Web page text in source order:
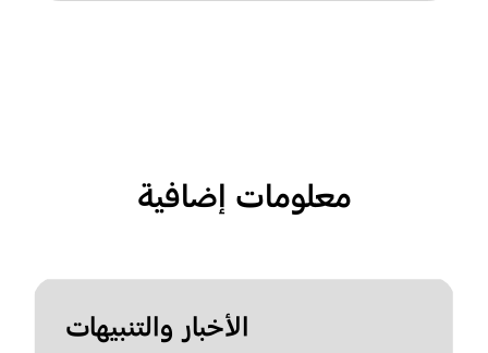
معلومات إضافية
الأخبار والتنبيهات